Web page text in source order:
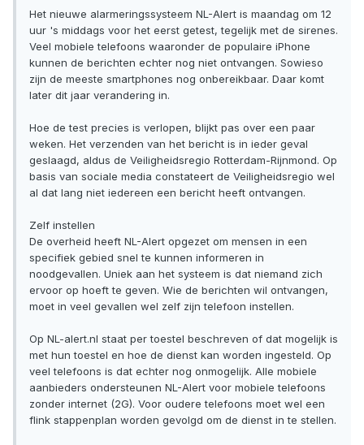
Het nieuwe alarmeringssysteem NL-Alert is maandag om 12
uur 's middags voor het eerst getest, tegelijk met de sirenes.
Veel mobiele telefoons waaronder de populaire iPhone
kunnen de berichten echter nog niet ontvangen. Sowieso
zijn de meeste smartphones nog onbereikbaar. Daar komt
later dit jaar verandering in.
Hoe de test precies is verlopen, blijkt pas over een paar
weken. Het verzenden van het bericht is in ieder geval
geslaagd, aldus de Veiligheidsregio Rotterdam-Rijnmond. Op
basis van sociale media constateert de Veiligheidsregio wel
al dat lang niet iedereen een bericht heeft ontvangen.
Zelf instellen
De overheid heeft NL-Alert opgezet om mensen in een
specifiek gebied snel te kunnen informeren in
noodgevallen. Uniek aan het systeem is dat niemand zich
ervoor op hoeft te geven. Wie de berichten wil ontvangen,
moet in veel gevallen wel zelf zijn telefoon instellen.
Op NL-alert.nl staat per toestel beschreven of dat mogelijk is
met hun toestel en hoe de dienst kan worden ingesteld. Op
veel telefoons is dat echter nog onmogelijk. Alle mobiele
aanbieders ondersteunen NL-Alert voor mobiele telefoons
zonder internet (2G). Voor oudere telefoons moet wel een
flink stappenplan worden gevolgd om de dienst in te stellen.